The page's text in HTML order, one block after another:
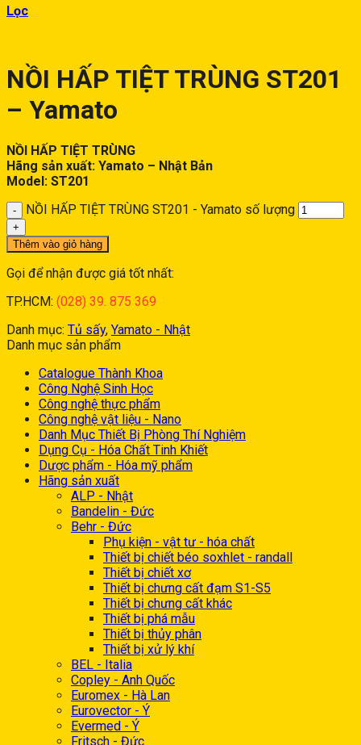
Lọc
NỒI HẤP TIỆT TRÙNG ST201
– Yamato
NỒI HẤP TIỆT TRÙNG
Hãng sản xuất: Yamato – Nhật Bản
Model: ST201
NỒI HẤP TIỆT TRÙNG ST201 - Yamato số lượng
Thêm vào giỏ hàng
Gọi để nhận được giá tốt nhất:
TP.HCM: (028) 39. 875 369
Danh mục: Tủ sấy, Yamato - Nhật
Danh mục sản phẩm
Catalogue Thành Khoa
Công Nghệ Sinh Học
Công nghệ thực phẩm
Công nghệ vật liệu - Nano
Danh Mục Thiết Bị Phòng Thí Nghiệm
Dụng Cụ - Hóa Chất Tinh Khiết
Dược phẩm - Hóa mỹ phẩm
Hãng sản xuất
ALP - Nhật
Bandelin - Đức
Behr - Đức
Phụ kiện - vật tư - hóa chất
Thiết bị chiết béo soxhlet - randall
Thiết bị chiết xơ
Thiết bị chưng cất đạm S1-S5
Thiết bị chưng cất khác
Thiết bị phá mẫu
Thiết bị thủy phân
Thiết bị xử lý khí
BEL - Italia
Copley - Anh Quốc
Euromex - Hà Lan
Eurovector - Ý
Evermed - Ý
Fritsch - Đức